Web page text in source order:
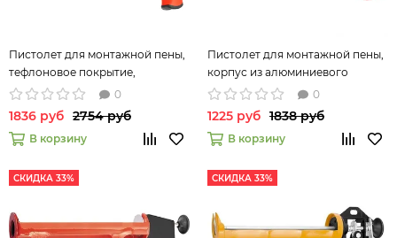
Пистолет для монтажной пены,
тефлоновое покрытие,
двухкомпонентная ручка Matrix
0
1836 руб 2754 руб
В корзину
Пистолет для монтажной пены,
корпус из алюминиевого
сплава Matrix 886810
1225 руб 1838 руб
В корзину
СКИДКА 33% СКИДКА 33%